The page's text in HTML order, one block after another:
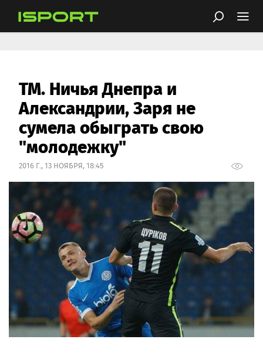
ТМ. Ничья Днепра и
Александрии, Заря не
сумела обыграть свою
"молодежку"
2016 Г., 13 НОЯБРЯ, 18:45